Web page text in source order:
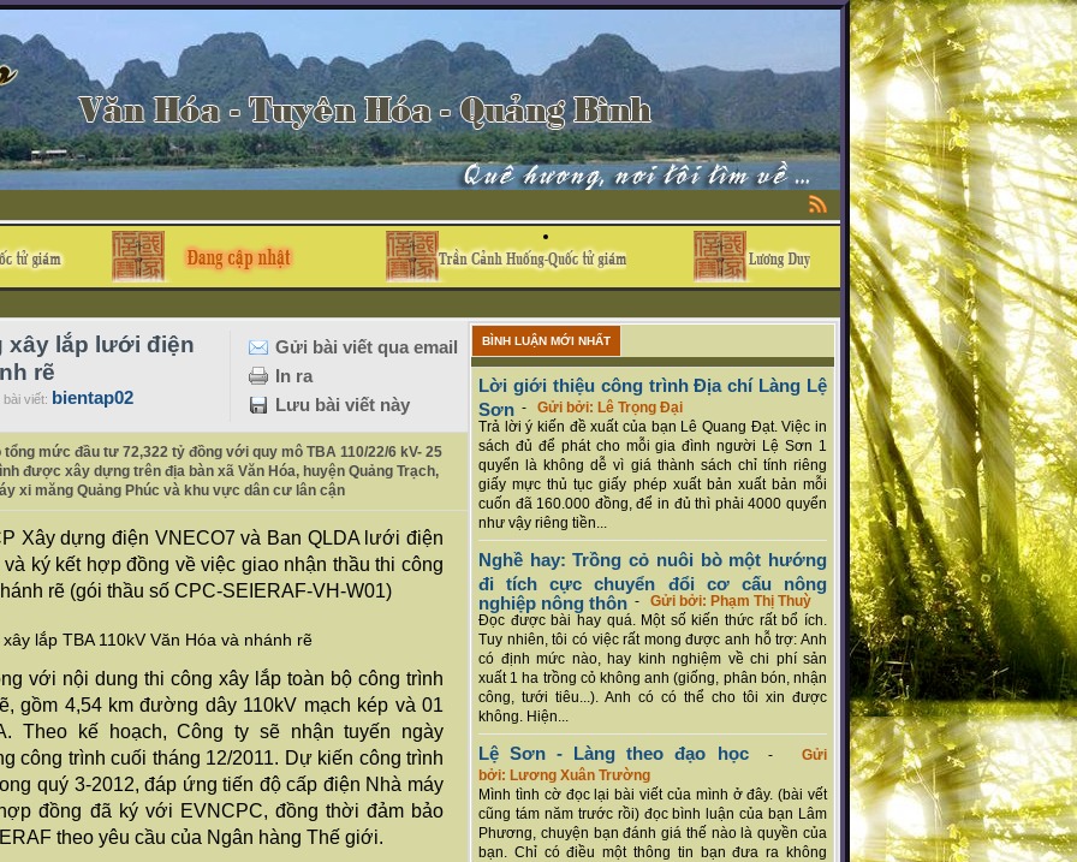
Gửi bài viết qua email
In ra
Lưu bài viết này
xây lắp lưới điện
rẽ
viết: bientap02
mức đầu tư 72,322 tỷ đồng với quy mô TBA 110/22/6 kV- 25
được xây dựng trên địa bàn xã Văn Hóa, huyện Quảng Trạch,
xi măng Quảng Phúc và khu vực dân cư lân cận
Xây dựng điện VNECO7 và Ban QLDA lưới điện
ký kết hợp đồng về việc giao nhận thầu thi công
rẽ (gói thầu số CPC-SEIERAF-VH-W01)
lắp TBA 110kV Văn Hóa và nhánh rẽ
với nội dung thi công xây lắp toàn bộ công trình
gồm 4,54 km đường dây 110kV mạch kép và 01
Theo kế hoạch, Công ty sẽ nhận tuyến ngày
công trình cuối tháng 12/2011. Dự kiến công trình
quý 3-2012, đáp ứng tiến độ cấp điện Nhà máy
đồng đã ký với EVNCPC, đồng thời đảm bảo
theo yêu cầu của Ngân hàng Thế giới.
BÌNH LUẬN MỚI NHẤT
Lời giới thiệu công trình Địa chí Làng Lệ
Sơn - Gửi bởi: Lê Trọng Đại
Trả lời ý kiến đề xuất của bạn Lê Quang Đạt. Việc in
sách đủ để phát cho mỗi gia đình người Lệ Sơn 1
quyển là không dễ vì giá thành sách chỉ tính riêng
giấy mực thủ tục giấy phép xuất bản xuất bản mỗi
cuốn đã 160.000 đồng, để in đủ thì phải 4000 quyển
như vậy riêng tiền...
Nghề hay: Trồng cỏ nuôi bò một hướng
đi tích cực chuyển đổi cơ cấu nông
nghiệp nông thôn - Gửi bởi: Phạm Thị Thuỳ
Đọc được bài hay quá. Một số kiến thức rất bổ ích.
Tuy nhiên, tôi có việc rất mong được anh hỗ trợ: Anh
có định mức nào, hay kinh nghiệm về chi phí sản
xuất 1 ha trồng cỏ không anh (giống, phân bón, nhận
công, tưới tiêu...). Anh có có thể cho tôi xin được
không. Hiện...
Lệ Sơn - Làng theo đạo học-Gửi
bởi: Lương Xuân Trường
Mình tình cờ đọc lại bài viết của mình ở đây. (bài vết
cũng tám năm trước rồi) đọc bình luận của bạn Lâm
Phương, chuyện bạn đánh giá thế nào là quyền của
bạn. Chỉ có điều một thông tin bạn đưa ra không